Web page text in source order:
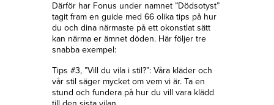
Därför har Fonus under namnet ”Dödsotyst”
tagit fram en guide med 66 olika tips på hur
du och dina närmaste på ett okonstlat sätt
kan närma er ämnet döden. Här följer tre
snabba exempel:
Tips #3, ”Vill du vila i stil?”: Våra kläder och
vår stil säger mycket om vem vi är. Ta en
stund och fundera på hur du vill vara klädd